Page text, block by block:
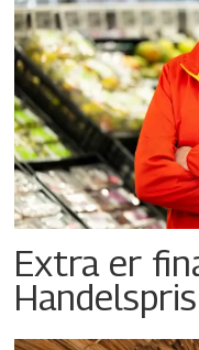
Extra er